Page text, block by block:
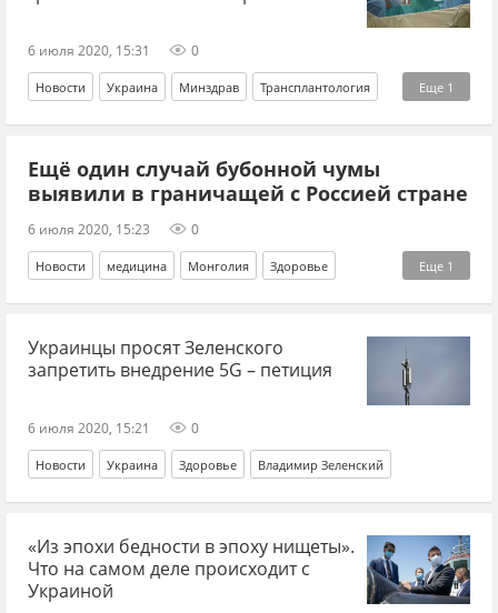
6 июля 2020, 15:31 0
Еще 1
Новости Украина Минздрав Трансплантология
Владимир Зеленский
Ещё один случай бубонной чумы
выявили в граничащей с Россией стране
6 июля 2020, 15:23 0
Еще 1
Новости медицина Монголия Здоровье
болезнь
Украинцы просят Зеленского
запретить внедрение 5G – петиция
6 июля 2020, 15:21 0
Новости Украина Здоровье Владимир Зеленский
«Из эпохи бедности в эпоху нищеты».
Что на самом деле происходит с
Украиной